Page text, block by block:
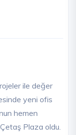
ile değer
yeni ofis
hemen
Plaza oldu.